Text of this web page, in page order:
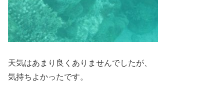
天気はあまり良くありませんでしたが、
気持ちよかったです。